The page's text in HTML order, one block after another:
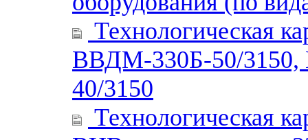
Технологическая
ВВДМ-330Б-50/3150,
40/3150
Технологическая